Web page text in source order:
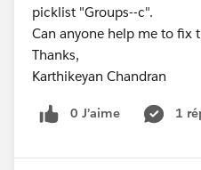
picklist "Groups--c".
Can anyone help me to fix
Thanks,
Karthikeyan Chandran
0 J’aime 1